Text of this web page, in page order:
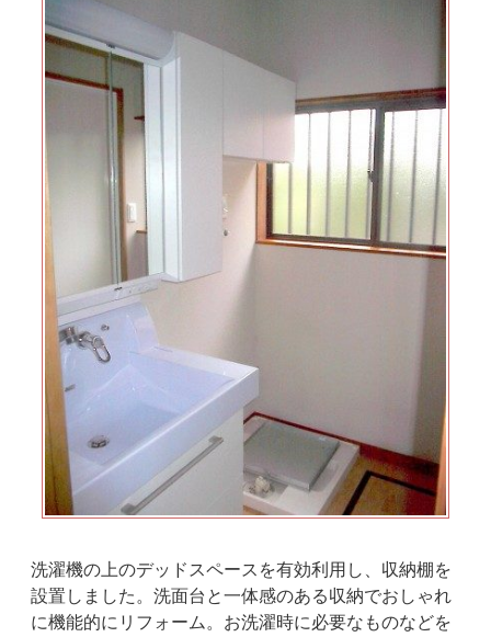
洗濯機の上のデッドスペースを有効利用し、収納棚を
設置しました。洗面台と一体感のある収納でおしゃれ
に機能的にリフォーム。お洗濯時に必要なものなどを